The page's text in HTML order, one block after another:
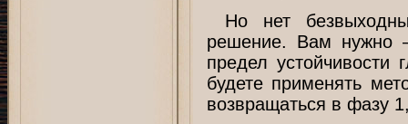
Но нет
решение. Вам
предел
будете применять
возвращаться в фазу